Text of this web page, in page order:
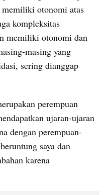
memiliki otonomi atas
kompleksitas
memiliki otonomi dan
masing yang
sering dianggap
perempuan
ujaran-ujaran
dengan perempuan-
saya dan
karena